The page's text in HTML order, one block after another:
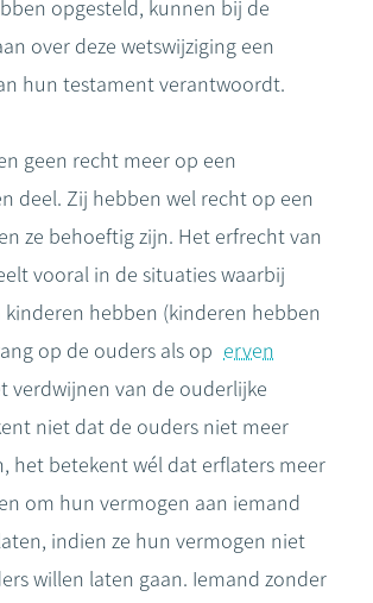
opgesteld, kunnen bij de
over deze wetswijziging een
hun testament verantwoordt.
geen recht meer op een
deel. Zij hebben wel recht op een
ze behoeftig zijn. Het erfrecht van
vooral in de situaties waarbij
kinderen hebben (kinderen hebben
op de ouders als op erven
verdwijnen van de ouderlijke
niet dat de ouders niet meer
het betekent wél dat erflaters meer
om hun vermogen aan iemand
indien ze hun vermogen niet
willen laten gaan. Iemand zonder